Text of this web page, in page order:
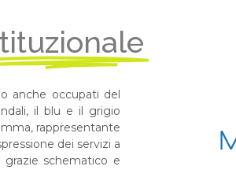
anche occupati del
il blu e il grigio
rappresentante
dei servizi a
schematico e